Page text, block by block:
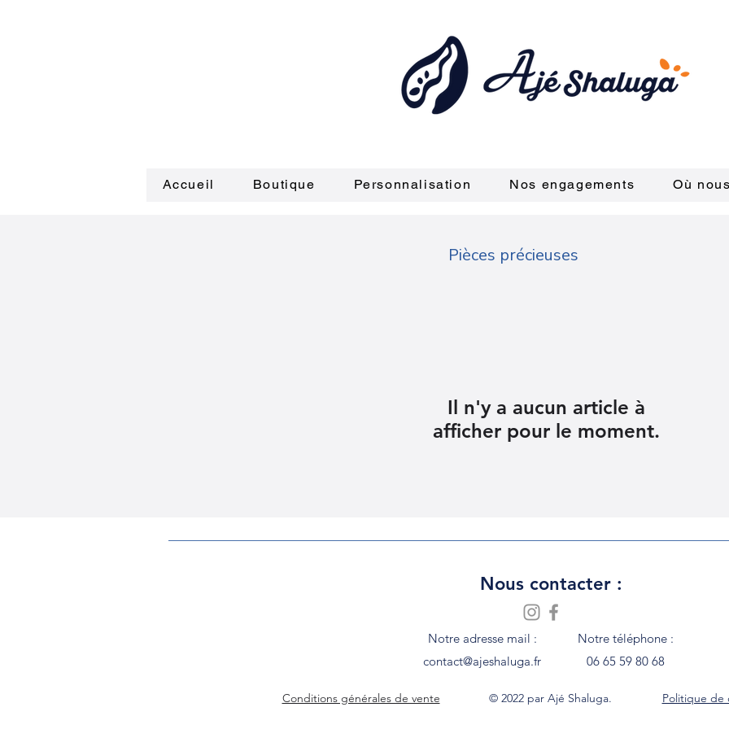
Accueil Boutique Personnalisation Nos engagements Où
Pièces précieuses
Il n'y a aucun article à
afficher pour le moment.
Nous contacter :
Notre adresse mail :
contact@ajeshaluga.fr
Notre téléphone :
06 65 59 80 68
Conditions générales de vente Politique de
© 2022 par Ajé Shaluga.